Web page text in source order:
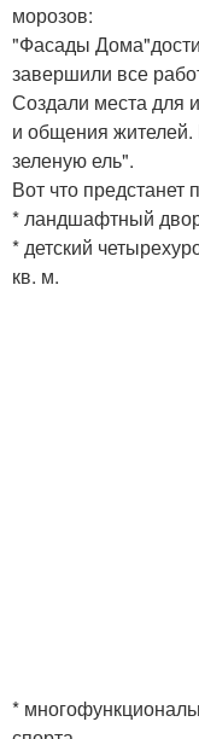
морозов:
"Фасады
завершили все
Создали места для
и общения жителей.
зеленую ель".
Вот что
* ландшафтный
* детский
кв. м.
*